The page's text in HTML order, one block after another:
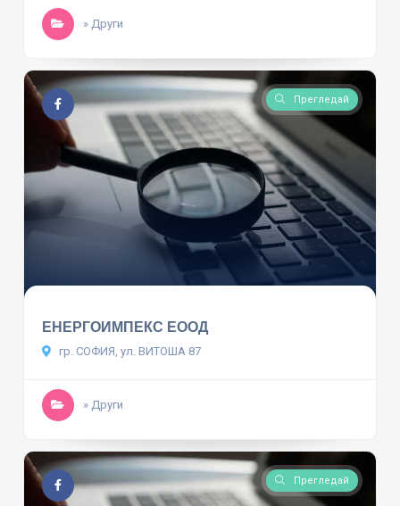
» Други
Прегледай
ЕНЕРГОИМПЕКС ЕООД
гр. СОФИЯ, ул. ВИТОША 87
» Други
Прегледай